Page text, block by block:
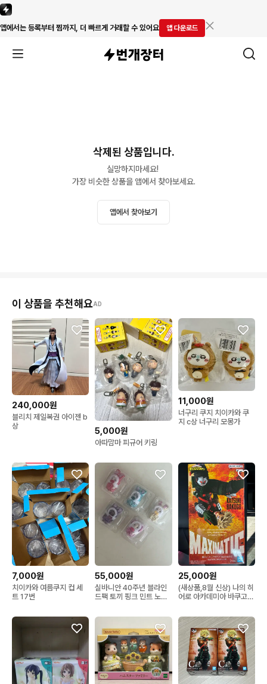
앱에서는 등록부터 찜까지, 더 빠르게 거래할 수 있어요 앱 다운로드
삭제된 상품입니다.
실망하지마세요!
가장 비슷한 상품을 앱에서 찾아보세요.
앱에서 찾아보기
이 상품을 추천해요AD
240,000원
블리치 제일복권 아이젠 b
상
5,000원
아따맘마 피규어 키링
11,000원
너구리 쿠지 치이카와 쿠
지 c상 너구리 모몽가
7,000원
치이카와 여름쿠지 컵 세
트 17번
55,000원
실바니안 40주년 블라인
드팩 토끼 핑크 민트 노랑
25,000원
(새상품,8월 신상) 나의 히
어로 아카데미아 바쿠고